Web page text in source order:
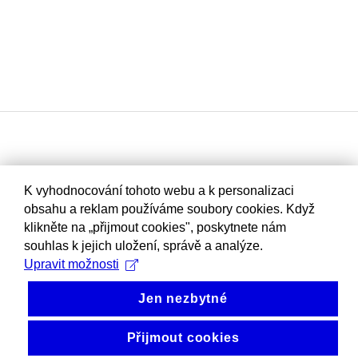
K vyhodnocování tohoto webu a k personalizaci
obsahu a reklam používáme soubory cookies. Když
klikněte na „přijmout cookies", poskytnete nám
souhlas k jejich uložení, správě a analýze.
Upravit možnosti
Jen nezbytné
Přijmout cookies